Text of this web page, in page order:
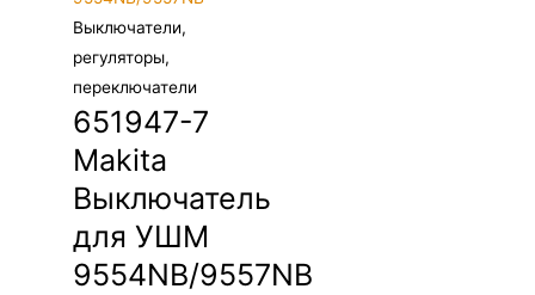
Выключатели,
регуляторы,
переключатели
651947-7
Makita
Выключатель
для УШМ
9554NB/9557NB